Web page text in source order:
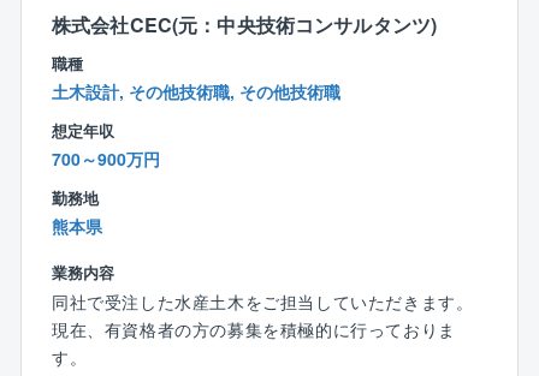
また、同社では社員の9割が中途入社ですので、中途に
よるハンデなどは一切ありません！
規模の大きな業務も受注を行っており、非常に社会貢
献性の高い業務でございます。
【同社の魅力】
◎整ったワークライフバランス
同社では繁忙期でも30～40h程度で月平均残業時間は2
0hと非常に働きやすい環境です。
営業部門との連携がしっかりと取れているため、過度
な受注を避けることができております。
収益率の高い業務の受注を行っているため、業務量を
抑えながら、売り上げを伸ばすことが可能です。
株式会社CEC(元：中央技術コンサルタンツ)
職種
土木設計, その他技術職, その他技術職
想定年収
700～900万円
勤務地
熊本県
業務内容
同社で受注した水産土木をご担当していただきます。
現在、有資格者の方の募集を積極的に行っておりま
す。